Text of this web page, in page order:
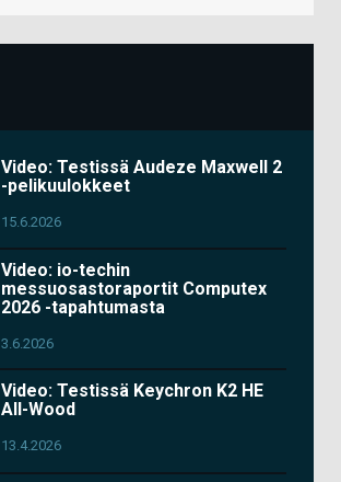
Video: Testissä Audeze Maxwell 2
-pelikuulokkeet
15.6.2026
Video: io-techin
messuosastoraportit Computex
2026 -tapahtumasta
3.6.2026
Video: Testissä Keychron K2 HE
All-Wood
13.4.2026